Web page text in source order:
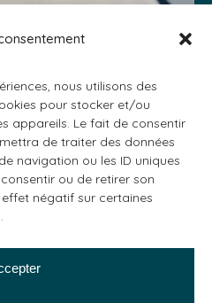
nous utilisons des
pour stocker et/ou
appareils. Le fait de consentir
de traiter des données
navigation ou les ID uniques
ou de retirer son
négatif sur certaines